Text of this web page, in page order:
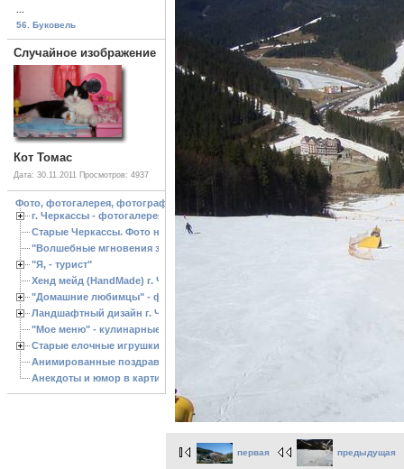
56. Буковель
Случайное изображение
Кот Томас
Дата: 30.11.2011 Просмотров: 4937
Фото, фотогалерея, фотографии Черкассы, зоопарк, ландшафтный дизайн.
г. Черкассы - фотогалерея
Старые Черкассы. Фото начало ХХ ст.
"Волшебные мгновения зимы"
"Я, - турист"
Хенд мейд (HandMade) г. Черкассы, - изделия ручной работы
"Домашние любимцы" - фото
Ландшафтный дизайн г. Черкассы
"Мое меню" - кулинарные рецепты
Старые елочные игрушки
Анимированные поздравления с Новым 2013 годом
Анекдоты и юмор в картинках
первая предыдущая